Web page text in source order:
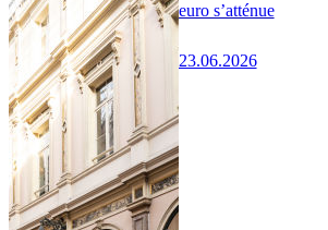
euro s’atténue
23.06.2026